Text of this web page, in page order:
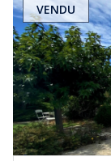
VENDU